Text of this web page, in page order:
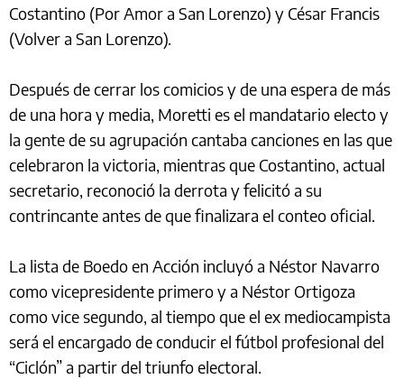
Costantino (Por Amor a San Lorenzo) y César Francis
(Volver a San Lorenzo).
Después de cerrar los comicios y de una espera de más
de una hora y media, Moretti es el mandatario electo y
la gente de su agrupación cantaba canciones en las que
celebraron la victoria, mientras que Costantino, actual
secretario, reconoció la derrota y felicitó a su
contrincante antes de que finalizara el conteo oficial.
La lista de Boedo en Acción incluyó a Néstor Navarro
como vicepresidente primero y a Néstor Ortigoza
como vice segundo, al tiempo que el ex mediocampista
será el encargado de conducir el fútbol profesional del
“Ciclón” a partir del triunfo electoral.